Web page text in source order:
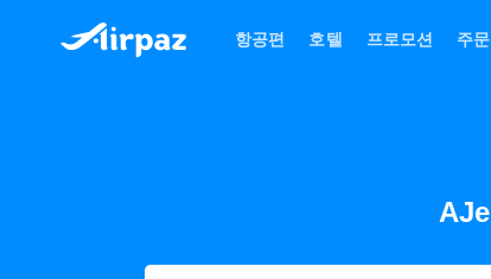
항공편 호텔 프로모션 주문